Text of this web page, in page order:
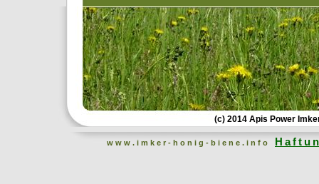
(c) 2014 Apis Power
www.imker-honig-biene.info